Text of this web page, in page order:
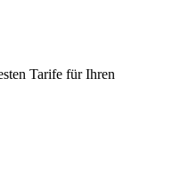
Tarife für Ihren